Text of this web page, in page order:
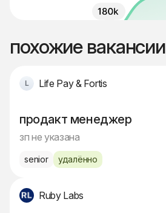
похожие вакансии
Life Pay & Fortis
продакт менеджер
зп не указана
senior удалённо
Ruby Labs